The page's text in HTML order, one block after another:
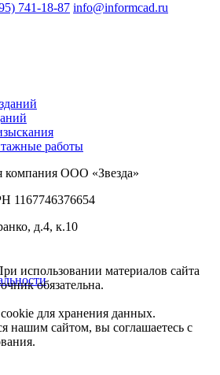
741-18-87 info@informcad.ru
работы
компания ООО «Звезда»
1167746376654
д.4, к.10
использовании материалов сайта
обязательна.
для хранения данных.
нашим сайтом, вы соглашаетесь с